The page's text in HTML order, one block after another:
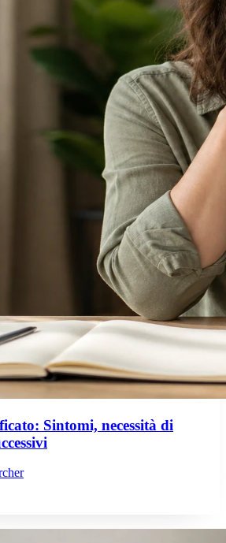
Sintomi, necessità di